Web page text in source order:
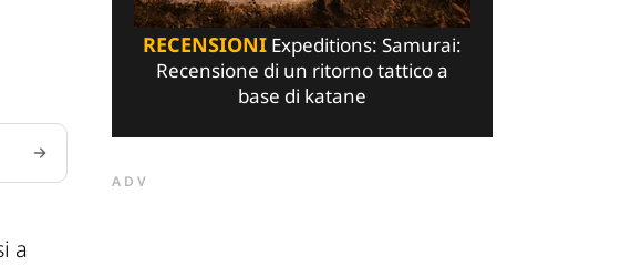
a
RECENSIONI Expeditions: Samurai:
Recensione di un ritorno tattico a
base di katane
ADV